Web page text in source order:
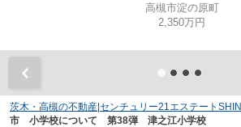
高槻市淀の原町
2,350万円
茨木・高槻の不動産|センチュリー21エステートSHIN
市 小学校について 第38弾 津之江小学校